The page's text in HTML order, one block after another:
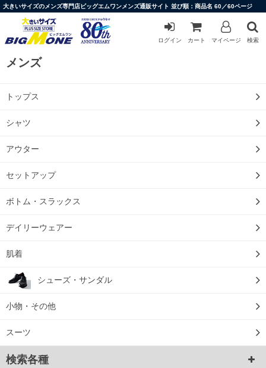
大きいサイズのメンズ専門店ビッグエムワンメンズ通販サイト 並び順：商品名 60／60ページ
ログイン カート マイページ 検索
メンズ
トップス
シャツ
アウター
セットアップ
ボトム・スラックス
デイリーウェアー
肌着
シューズ・サンダル
小物・その他
スーツ
検索各種